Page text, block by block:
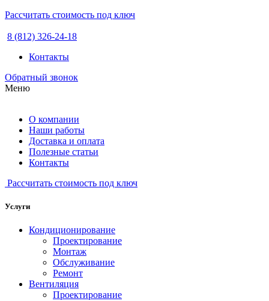
Рассчитать стоимость под ключ
8 (812) 326-24-18
Контакты
Обратный звонок
Меню
О компании
Наши работы
Доставка и оплата
Полезные статьи
Контакты
Рассчитать стоимость под ключ
Услуги
Кондиционирование
Проектирование
Монтаж
Обслуживание
Ремонт
Вентиляция
Проектирование